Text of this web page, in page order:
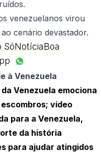
venezuelanos virou
cenário devastador.
SóNotíciaBoa
à Venezuela
Venezuela emociona
vídeo
para a Venezuela,
da história
para ajudar atingidos